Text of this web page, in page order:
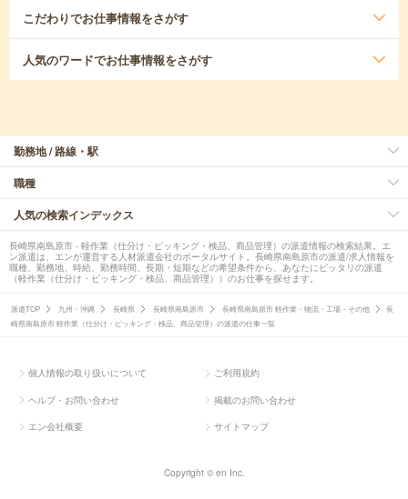
こだわりでお仕事情報をさがす
人気のワードでお仕事情報をさがす
勤務地 / 路線・駅
職種
人気の検索インデックス
長崎県南島原市 - 軽作業（仕分け・ピッキング・検品、商品管理）の派遣情報の検索結果。エ
ン派遣は、エンが運営する人材派遣会社のポータルサイト。長崎県南島原市の派遣/求人情報を
職種、勤務地、時給、勤務時間、長期・短期などの希望条件から、あなたにピッタリの派遣
（軽作業（仕分け・ピッキング・検品、商品管理））のお仕事を探せます。
派遣TOP 九州・沖縄 長崎県 長崎県南島原市 長崎県南島原市 軽作業・物流・工場・その他
長
崎県南島原市 軽作業（仕分け・ピッキング・検品、商品管理）の派遣の仕事一覧
個人情報の取り扱いについて ご利用規約
ヘルプ・お問い合わせ 掲載のお問い合わせ
エン会社概要 サイトマップ
Copyright © en Inc.